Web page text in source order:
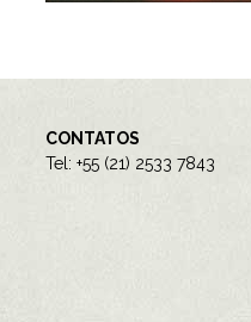
CONTATOS
Tel: +55 (21) 2533 7843